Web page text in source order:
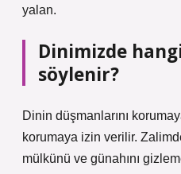
yalan.
Dinimizde
söylenir?
Dinin düşmanlarını
korumaya izin verilir.
mülkünü ve günahını